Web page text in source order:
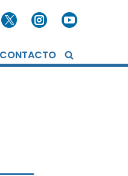
CONTACTO